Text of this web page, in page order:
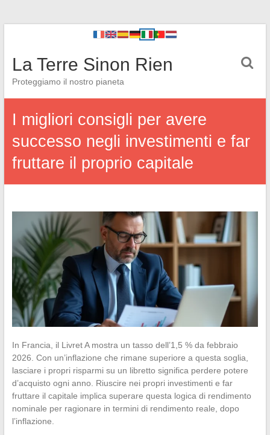
La Terre Sinon Rien
Proteggiamo il nostro pianeta
I migliori consigli per avere
successo negli investimenti e far
fruttare il proprio capitale
In Francia, il Livret A mostra un tasso dell’1,5 % da febbraio
2026. Con un’inflazione che rimane superiore a questa soglia,
lasciare i propri risparmi su un libretto significa perdere potere
d’acquisto ogni anno. Riuscire nei propri investimenti e far
fruttare il capitale implica superare questa logica di rendimento
nominale per ragionare in termini di rendimento reale, dopo
l’inflazione.